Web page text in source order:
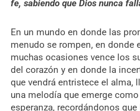
fe, sabiendo que Dios nunca
En un mundo en donde las
menudo se rompen, en donde
muchas ocasiones vence los
del corazón y en donde la
que vendrá entristece el alma,
una melodía que emerge
esperanza, recordándonos